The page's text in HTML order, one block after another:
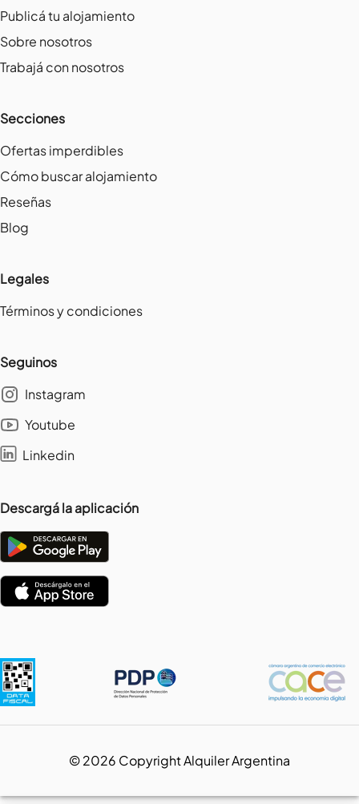
Publicá tu alojamiento
Sobre nosotros
Trabajá con nosotros
Secciones
Ofertas imperdibles
Cómo buscar alojamiento
Reseñas
Blog
Legales
Términos y condiciones
Seguinos
Instagram
Youtube
Linkedin
Descargá la aplicación
©2026 Copyright Alquiler Argentina